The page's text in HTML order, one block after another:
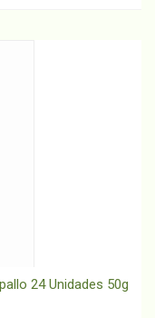
24 Unidades 50g